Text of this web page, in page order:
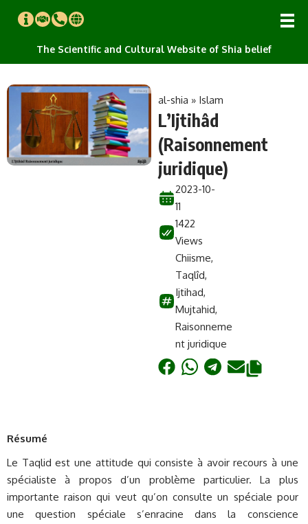
The Scientific and Cultural Website of Shia belief
al-shia » Islam
L’Ijtihâd
(Raisonnement
juridique)
2023-10-
11
1422
Views
Chiisme,
Taqlîd,
Ijtihad,
Mujtahid,
Raisonneme
nt juridique
Résumé
Le Taqlid est une attitude qui consiste à avoir recours à une
spécialiste à propos d’un problème particulier. La plus
importante raison qui veut qu’on consulte un spéciale pour
une question spéciale s’enracine dans la conscience